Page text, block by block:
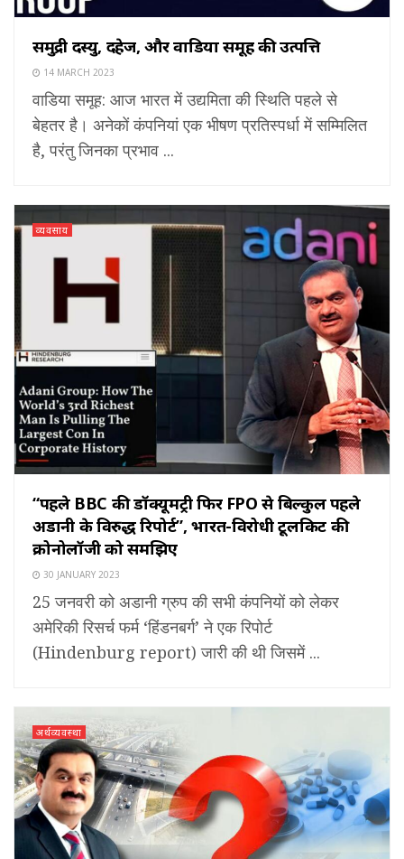
समुद्री दस्यु, दहेज, और वाडिया समूह की उत्पत्ति
14 MARCH 2023
वाडिया समूह: आज भारत में उद्यमिता की स्थिति पहले से
बेहतर है। अनेकों कंपनियां एक भीषण प्रतिस्पर्धा में सम्मिलित
है, परंतु जिनका प्रभाव ...
व्यवसाय
“पहले BBC की डॉक्यूमेंट्री फिर FPO से बिल्कुल पहले
अडानी के विरुद्ध रिपोर्ट”, भारत-विरोधी टूलकिट की
क्रोनोलॉजी को समझिए
30 JANUARY 2023
25 जनवरी को अडानी ग्रुप की सभी कंपनियों को लेकर
अमेरिकी रिसर्च फर्म ‘हिंडनबर्ग’ ने एक रिपोर्ट
(Hindenburg report) जारी की थी जिसमें ...
अर्थव्यवस्था